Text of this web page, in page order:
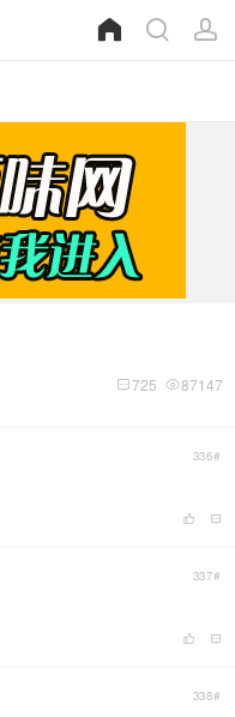
87147
725
336#
337#
338#